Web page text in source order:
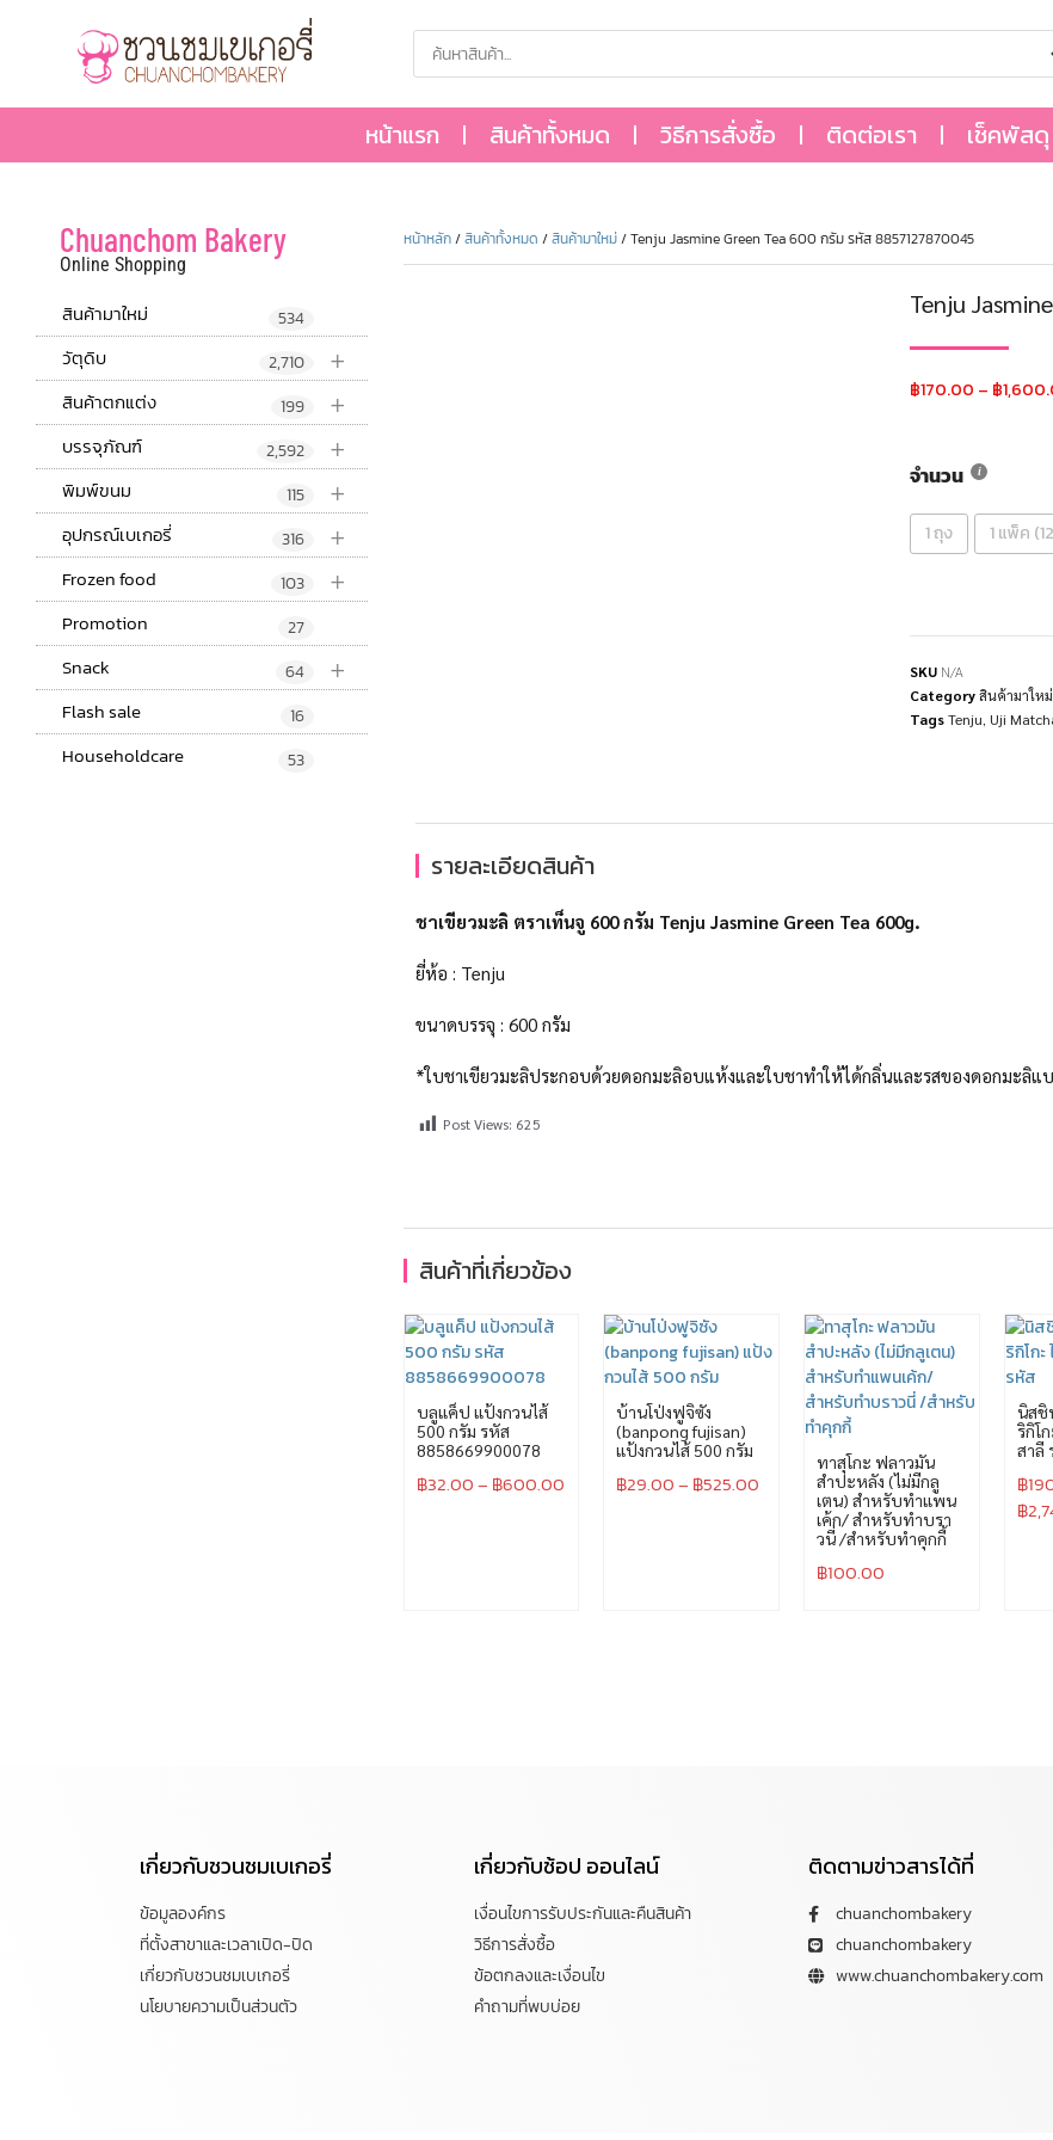
หน้าแรก สินค้าทั้งหมด วิธีการสั่งซื้อ ติดต่อเรา เช็คพัสดุ
Chuanchom Bakery
Online Shopping
สินค้ามาใหม่ 534
+
วัตุดิบ 2,710
+
สินค้าตกแต่ง 199
+
บรรจุภัณฑ์ 2,592
+
พิมพ์ขนม 115
+
อุปกรณ์เบเกอรี่ 316
+
Frozen food 103
Promotion 27
+
Snack 64
Flash sale 16
Householdcare 53
หน้าหลัก/สินค้าทั้งหมด /สินค้ามาใหม่/ Tenju Jasmine Green Tea 600 กรัม รหัส 8857127870045
Tenju
฿170.00 – ฿
จำนวน
1 ถุง 1 แพ็ค
SKU N/A
Categoryสินค้ามาใหม่
TagsTenju Uji
รายละเอียดสินค้า
ชาเขียวมะลิ ตราเท็นจู 600 กรัม Tenju Jasmine Green Tea 600g.
ยี่ห้อ : Tenju
ขนาดบรรจุ : 600 กรัม
*ใบชาเขียวมะลิประกอบด้วยดอกมะลิอบแห้งและใบชาทำให้ได้กลิ่นและรสของดอกมะลิแ
Post Views: 625
สินค้าที่เกี่ยวข้อง
บลูแค็ป แป้งกวนไส้
500 กรัม รหัส
8858669900078
฿32.00– ฿600.00
บ้านโป่งฟูจิซัง
(banpong fujisan)
แป้งกวนไส้ 500 กรัม
฿29.00– ฿525.00
ทาสุโกะ ฟลาวมัน
สำปะหลัง (ไม่มีกลู
เตน) สำหรับทำแพน
เค้ก/ สำหรับทำบรา
วนี่ /สำหรับทำคุกกี้
฿100.00
นิสชิ
ริกิโ
สาลี
฿
฿
เกี่ยวกับชวนชมเบเกอรี่
ข้อมูลองค์กร
ที่ตั้งสาขาและเวลาเปิด-ปิด
เกี่ยวกับชวนชมเบเกอรี่
นโยบายความเป็นส่วนตัว
เกี่ยวกับช้อป ออนไลน์
เงื่อนไขการรับประกันและคืนสินค้า
วิธีการสั่งซื้อ
ข้อตกลงและเงื่อนไข
คำถามที่พบบ่อย
ติดตามข่าวสารได้ที่
chuanchombakery
chuanchombakery
www.chuanchombakery.com